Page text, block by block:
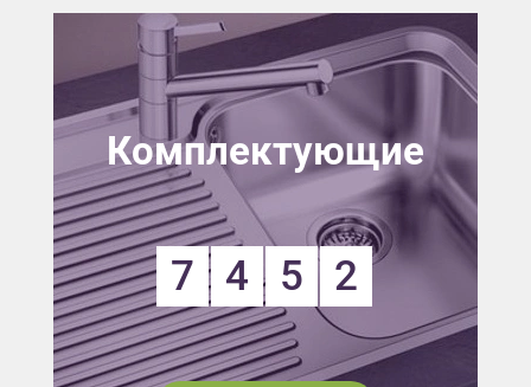
Комплектующие
7 4 5 2